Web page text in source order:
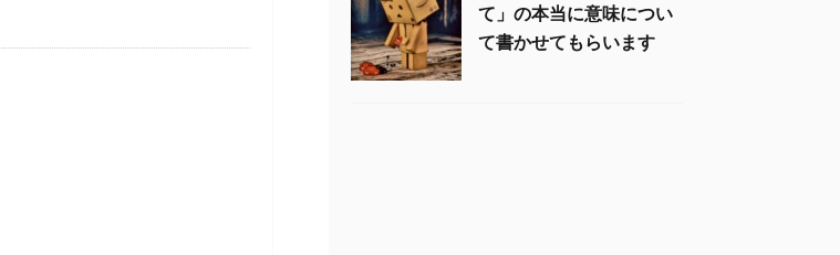
て」の本当に意味につい
て書かせてもらいます